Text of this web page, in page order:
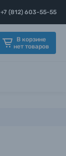
+7 (812) 603-55-55
В корзине
нет товаров